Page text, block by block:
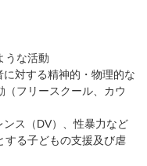
うな活動
対する精神的・物理的な
フリースクール、カウ
ス（DV）、性暴力など
する子どもの支援及び虐